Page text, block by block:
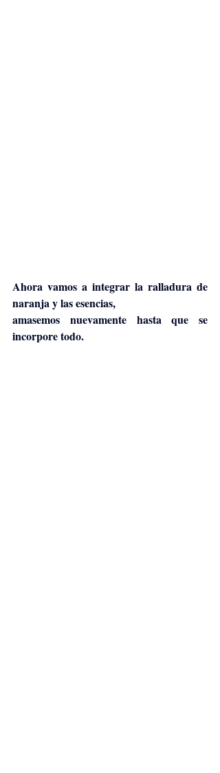
Ahora vamos a integrar la ralladura de
naranja y las esencias,
amasemos nuevamente hasta que se
incorpore todo.